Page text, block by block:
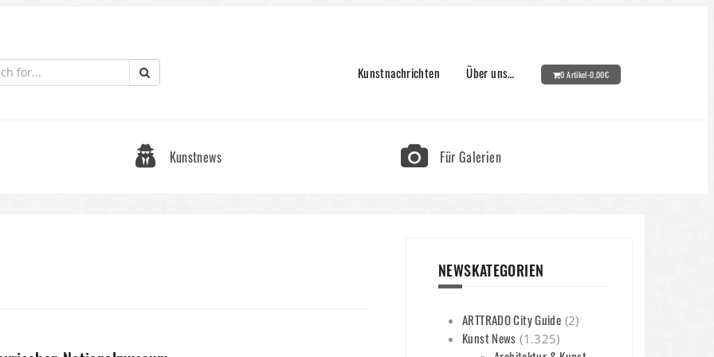
Kunstnachrichten Über uns… 0 Artikel-0,00€
Kunstnews Für Galerien
NEWSKATEGORIEN
ARTTRADO City Guide (2)
Kunst News (1.325)